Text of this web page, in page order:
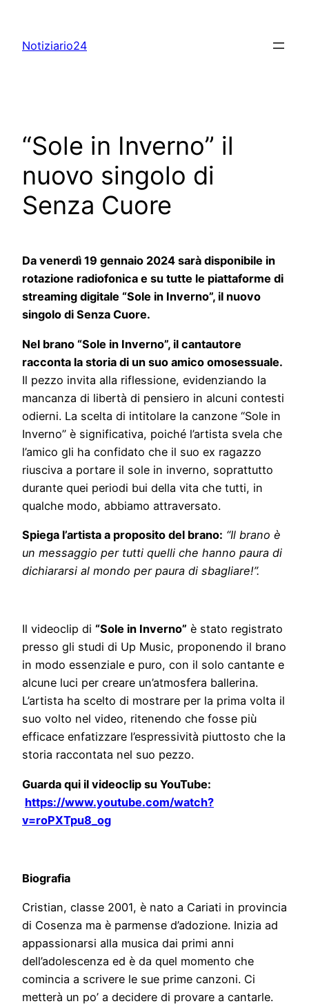
content
Notiziario24
“Sole in Inverno” il
nuovo singolo di
Senza Cuore
Da venerdì 19 gennaio 2024 sarà disponibile in
rotazione radiofonica e su tutte le piattaforme di
streaming digitale “Sole in Inverno”, il nuovo
singolo di Senza Cuore.
Nel brano “Sole in Inverno”, il cantautore
racconta la storia di un suo amico omosessuale.
Il pezzo invita alla riflessione, evidenziando la
mancanza di libertà di pensiero in alcuni contesti
odierni. La scelta di intitolare la canzone “Sole in
Inverno” è significativa, poiché l’artista svela che
l’amico gli ha confidato che il suo ex ragazzo
riusciva a portare il sole in inverno, soprattutto
durante quei periodi bui della vita che tutti, in
qualche modo, abbiamo attraversato.
Spiega l’artista a proposito del brano: “Il brano è
un messaggio per tutti quelli che hanno paura di
dichiararsi al mondo per paura di sbagliare!”.
Il videoclip di “Sole in Inverno” è stato registrato
presso gli studi di Up Music, proponendo il brano
in modo essenziale e puro, con il solo cantante e
alcune luci per creare un’atmosfera ballerina.
L’artista ha scelto di mostrare per la prima volta il
suo volto nel video, ritenendo che fosse più
efficace enfatizzare l’espressività piuttosto che la
storia raccontata nel suo pezzo.
Guarda qui il videoclip su YouTube:
https://www.youtube.com/watch?
v=roPXTpu8_og
Biografia
Cristian, classe 2001, è nato a Cariati in provincia
di Cosenza ma è parmense d’adozione. Inizia ad
appassionarsi alla musica dai primi anni
dell’adolescenza ed è da quel momento che
comincia a scrivere le sue prime canzoni. Ci
metterà un po’ a decidere di provare a cantarle.